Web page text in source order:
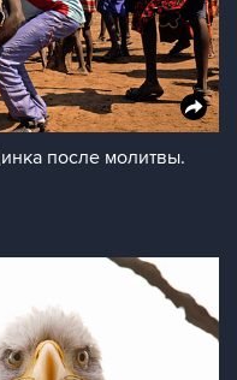
после молитвы.